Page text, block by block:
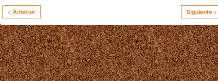
< Anterior Siguiente >